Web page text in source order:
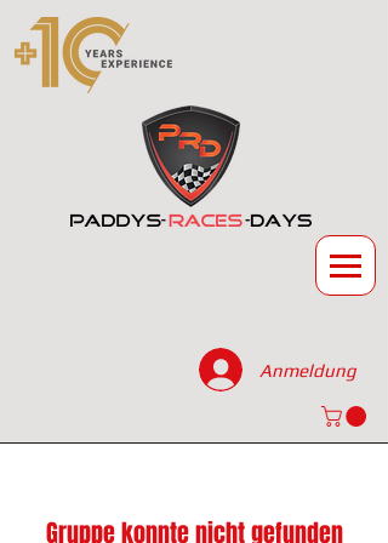
Anmeldung
Gruppe konnte nicht gefunden